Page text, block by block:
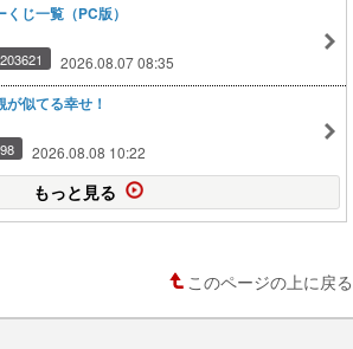
じ一覧（PC版）
2026.08.07 08:35
似てる幸せ！
2026.08.08 10:22
もっと見る
このページの上に戻る